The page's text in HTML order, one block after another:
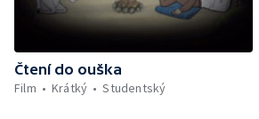
Čtení do ouška
Film
Krátký Studentský